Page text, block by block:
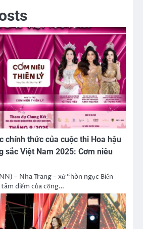
chính thức của cuộc thi Hoa hậu
sắc Việt Nam 2025: Cơm niêu
– Nha Trang – xứ “hòn ngọc Biển
điểm của cộng…